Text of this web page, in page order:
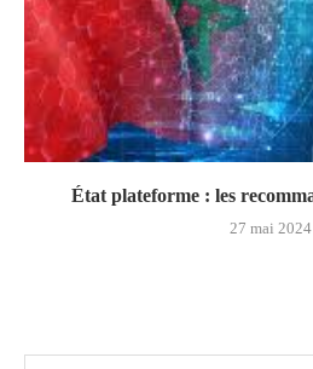
État plateforme : les
27 mai 2024